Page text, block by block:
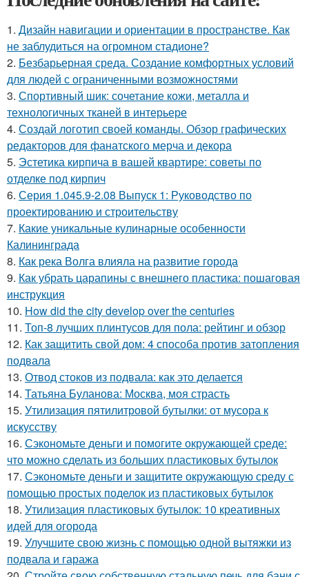
1. Дизайн навигации и ориентации в пространстве. Как
не заблудиться на огромном стадионе?
2. Безбарьерная среда. Создание комфортных условий
для людей с ограниченными возможностями
3. Спортивный шик: сочетание кожи, металла и
технологичных тканей в интерьере
4. Создай логотип своей команды. Обзор графических
редакторов для фанатского мерча и декора
5. Эстетика кирпича в вашей квартире: советы по
отделке под кирпич
6. Серия 1.045.9-2.08 Выпуск 1: Руководство по
проектированию и строительству
7. Какие уникальные кулинарные особенности
Калининграда
8. Как река Волга влияла на развитие города
9. Как убрать царапины с внешнего пластика: пошаговая
инструкция
10. How did the city develop over the centuries
11. Топ-8 лучших плинтусов для пола: рейтинг и обзор
12. Как защитить свой дом: 4 способа против затопления
подвала
13. Отвод стоков из подвала: как это делается
14. Татьяна Буланова: Москва, моя страсть
15. Утилизация пятилитровой бутылки: от мусора к
искусству
16. Сэкономьте деньги и помогите окружающей среде:
что можно сделать из больших пластиковых бутылок
17. Сэкономьте деньги и защитите окружающую среду с
помощью простых поделок из пластиковых бутылок
18. Утилизация пластиковых бутылок: 10 креативных
идей для огорода
19. Улучшите свою жизнь с помощью одной вытяжки из
подвала и гаража